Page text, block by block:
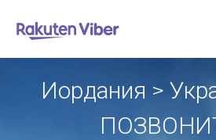
Иордания >